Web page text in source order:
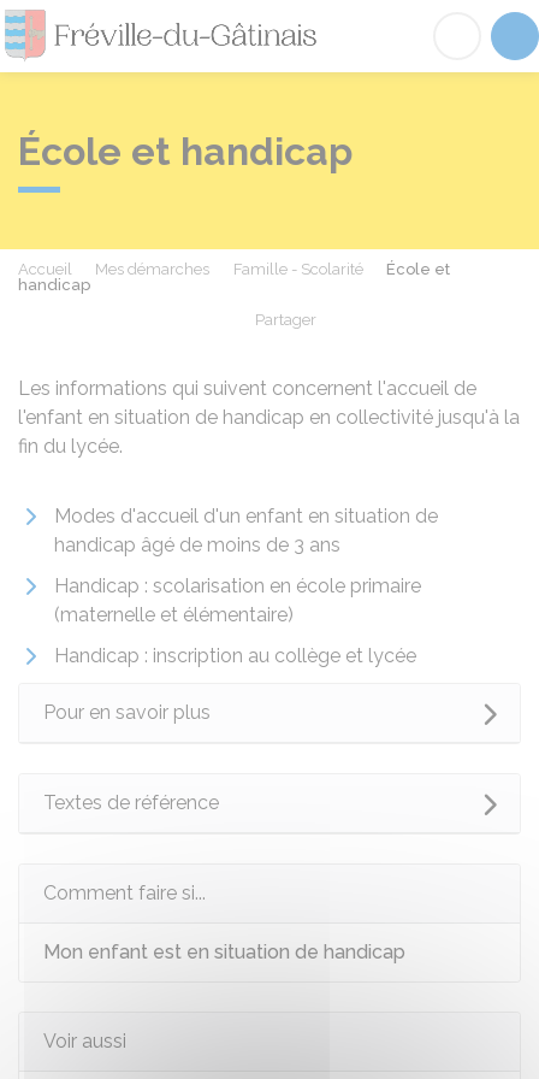
Fréville-du-
École et handicap
Accueil Mes démarches Famille - Scolarité
École et
handicap
Partager
Les informations qui suivent concernent l'accueil de
l'enfant en situation de handicap en collectivité jusqu'à la
fin du lycée.
Modes d'accueil d'un enfant en situation de
handicap âgé de moins de 3 ans
Handicap : scolarisation en école primaire
(maternelle et élémentaire)
Handicap : inscription au collège et lycée
Pour en savoir plus
Textes de référence
Comment faire si...
Mon enfant est en situation de handicap
Voir aussi